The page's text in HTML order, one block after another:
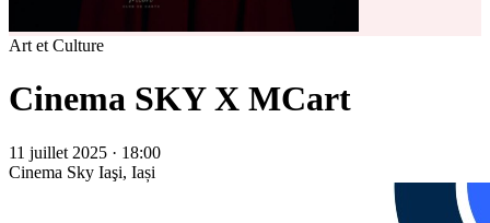
Art et Culture
Cinema SKY X MCart
11 juillet 2025 · 18:00
Cinema Sky Iaşi, Iași